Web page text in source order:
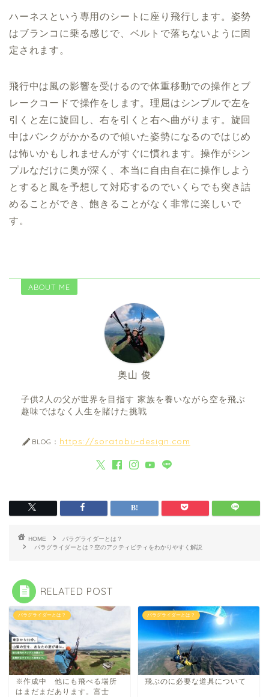
ハーネスという専用のシートに座り飛行します。姿勢
はブランコに乗る感じで、ベルトで落ちないように固
定されます。
飛行中は風の影響を受けるので体重移動での操作とブ
レークコードで操作をします。理屈はシンプルで左を
引くと左に旋回し、右を引くと右へ曲がります。旋回
中はバンクがかかるので傾いた姿勢になるのではじめ
は怖いかもしれませんがすぐに慣れます。操作がシン
プルなだけに奥が深く、本当に自由自在に操作しよう
とすると風を予想して対応するのでいくらでも突き詰
めることができ、飽きることがなく非常に楽しいで
す。
ABOUT ME
奥山 俊
子供2人の父が世界を目指す 家族を養いながら空を飛ぶ
趣味ではなく人生を賭けた挑戦
BLOG： https://soratobu-design.com
HOME
パラグライダーとは？
パラグライダーとは？空のアクティビティをわかりやすく解説
RELATED POST
パラグライダーとは？
※作成中 他にも飛べる場所
はまだまだあります。富士
パラグライダーとは？
飛ぶのに必要な道具について